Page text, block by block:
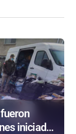
iniciadas